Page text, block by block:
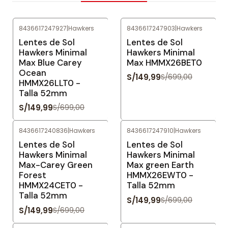
8436617247927|Hawkers
Lentes de Sol
Hawkers Minimal
Max Blue Carey
Ocean
HMMX26LLT0 -
Talla 52mm
S/149,99S/699,00
8436617247903|Hawkers
Lentes de Sol
Hawkers Minimal
Max HMMX26BET0
S/149,99S/699,00
8436617240836|Hawkers
Lentes de Sol
Hawkers Minimal
Max-Carey Green
Forest
HMMX24CET0 -
Talla 52mm
S/149,99S/699,00
8436617247910|Hawkers
Lentes de Sol
Hawkers Minimal
Max green Earth
HMMX26EWT0 -
Talla 52mm
S/149,99S/699,00